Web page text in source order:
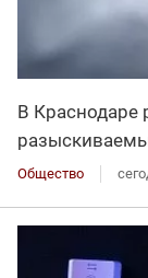
В Краснодаре
Общество